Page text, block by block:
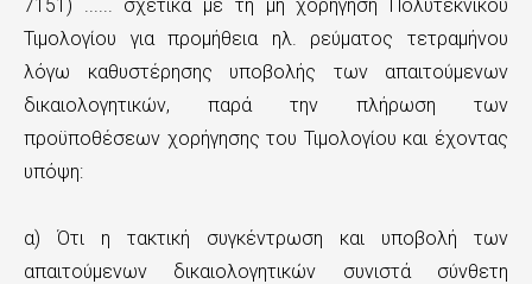
7151) ...... σχετικά με τη μη χορήγηση Πολυτεκνικού
Τιμολογίου για προμήθεια ηλ. ρεύματος τετραμήνου
λόγω καθυστέρησης υποβολής των απαιτούμενων
δικαιολογητικών, παρά την πλήρωση των
προϋποθέσεων χορήγησης του Τιμολογίου και έχοντας
υπόψη:
α) Ότι η τακτική συγκέντρωση και υποβολή των
απαιτούμενων δικαιολογητικών συνιστά σύνθετη